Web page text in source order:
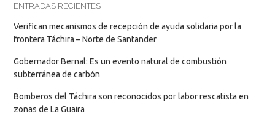
ENTRADAS RECIENTES
Verifican mecanismos de recepción de ayuda solidaria por la
frontera Táchira – Norte de Santander
Gobernador Bernal: Es un evento natural de combustión
subterránea de carbón
Bomberos del Táchira son reconocidos por labor rescatista en
zonas de La Guaira